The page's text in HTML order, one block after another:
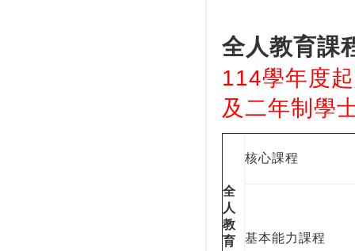
全人教育課
114學年度
及二年制學
全
人
教
育
核心課程
基本能力課程